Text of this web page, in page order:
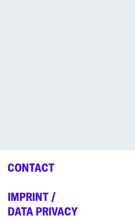
CONTACT
IMPRINT /
DATA PRIVACY